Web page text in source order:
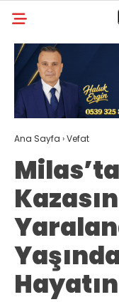
GALERİ
MILAS
MUĞLA’DAN
ASAYIŞ
GÜNDEM
EKONOMI
SPOR
VEFAT
Ana Sayfa ›Vefat